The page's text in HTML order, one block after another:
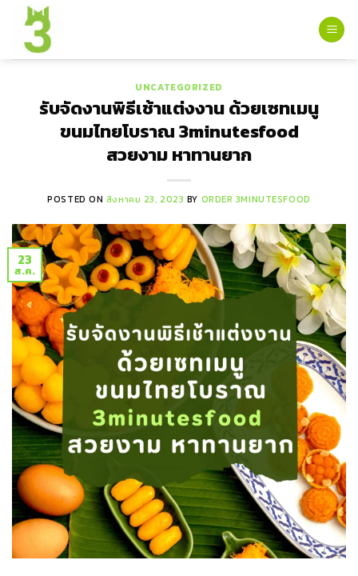
content
UNCATEGORIZED
รับจัดงานพิธีเช้าแต่งงาน ด้วยเซทเมนู
ขนมไทยโบราณ 3minutesfood
สวยงาม หาทานยาก
POSTED ON สิงหาคม 23, 2023 BY ORDER 3MINUTESFOOD
23
ส.ค.